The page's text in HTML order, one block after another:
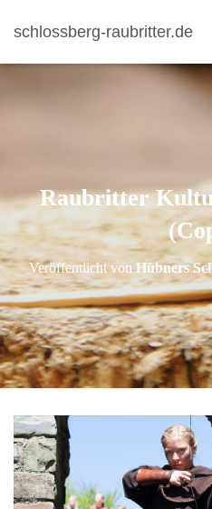
schlossberg-raubritter.de
Raubritter
Veröffentlicht von Hübners